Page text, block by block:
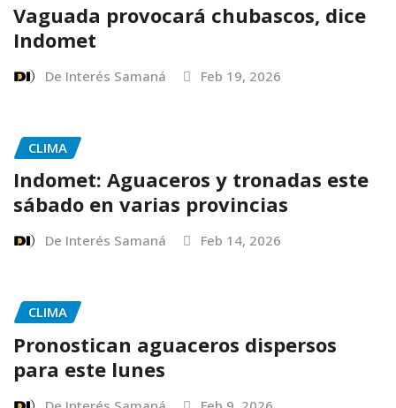
Vaguada provocará chubascos, dice
Indomet
De Interés Samaná Feb 19, 2026
CLIMA
Indomet: Aguaceros y tronadas este
sábado en varias provincias
De Interés Samaná Feb 14, 2026
CLIMA
Pronostican aguaceros dispersos
para este lunes